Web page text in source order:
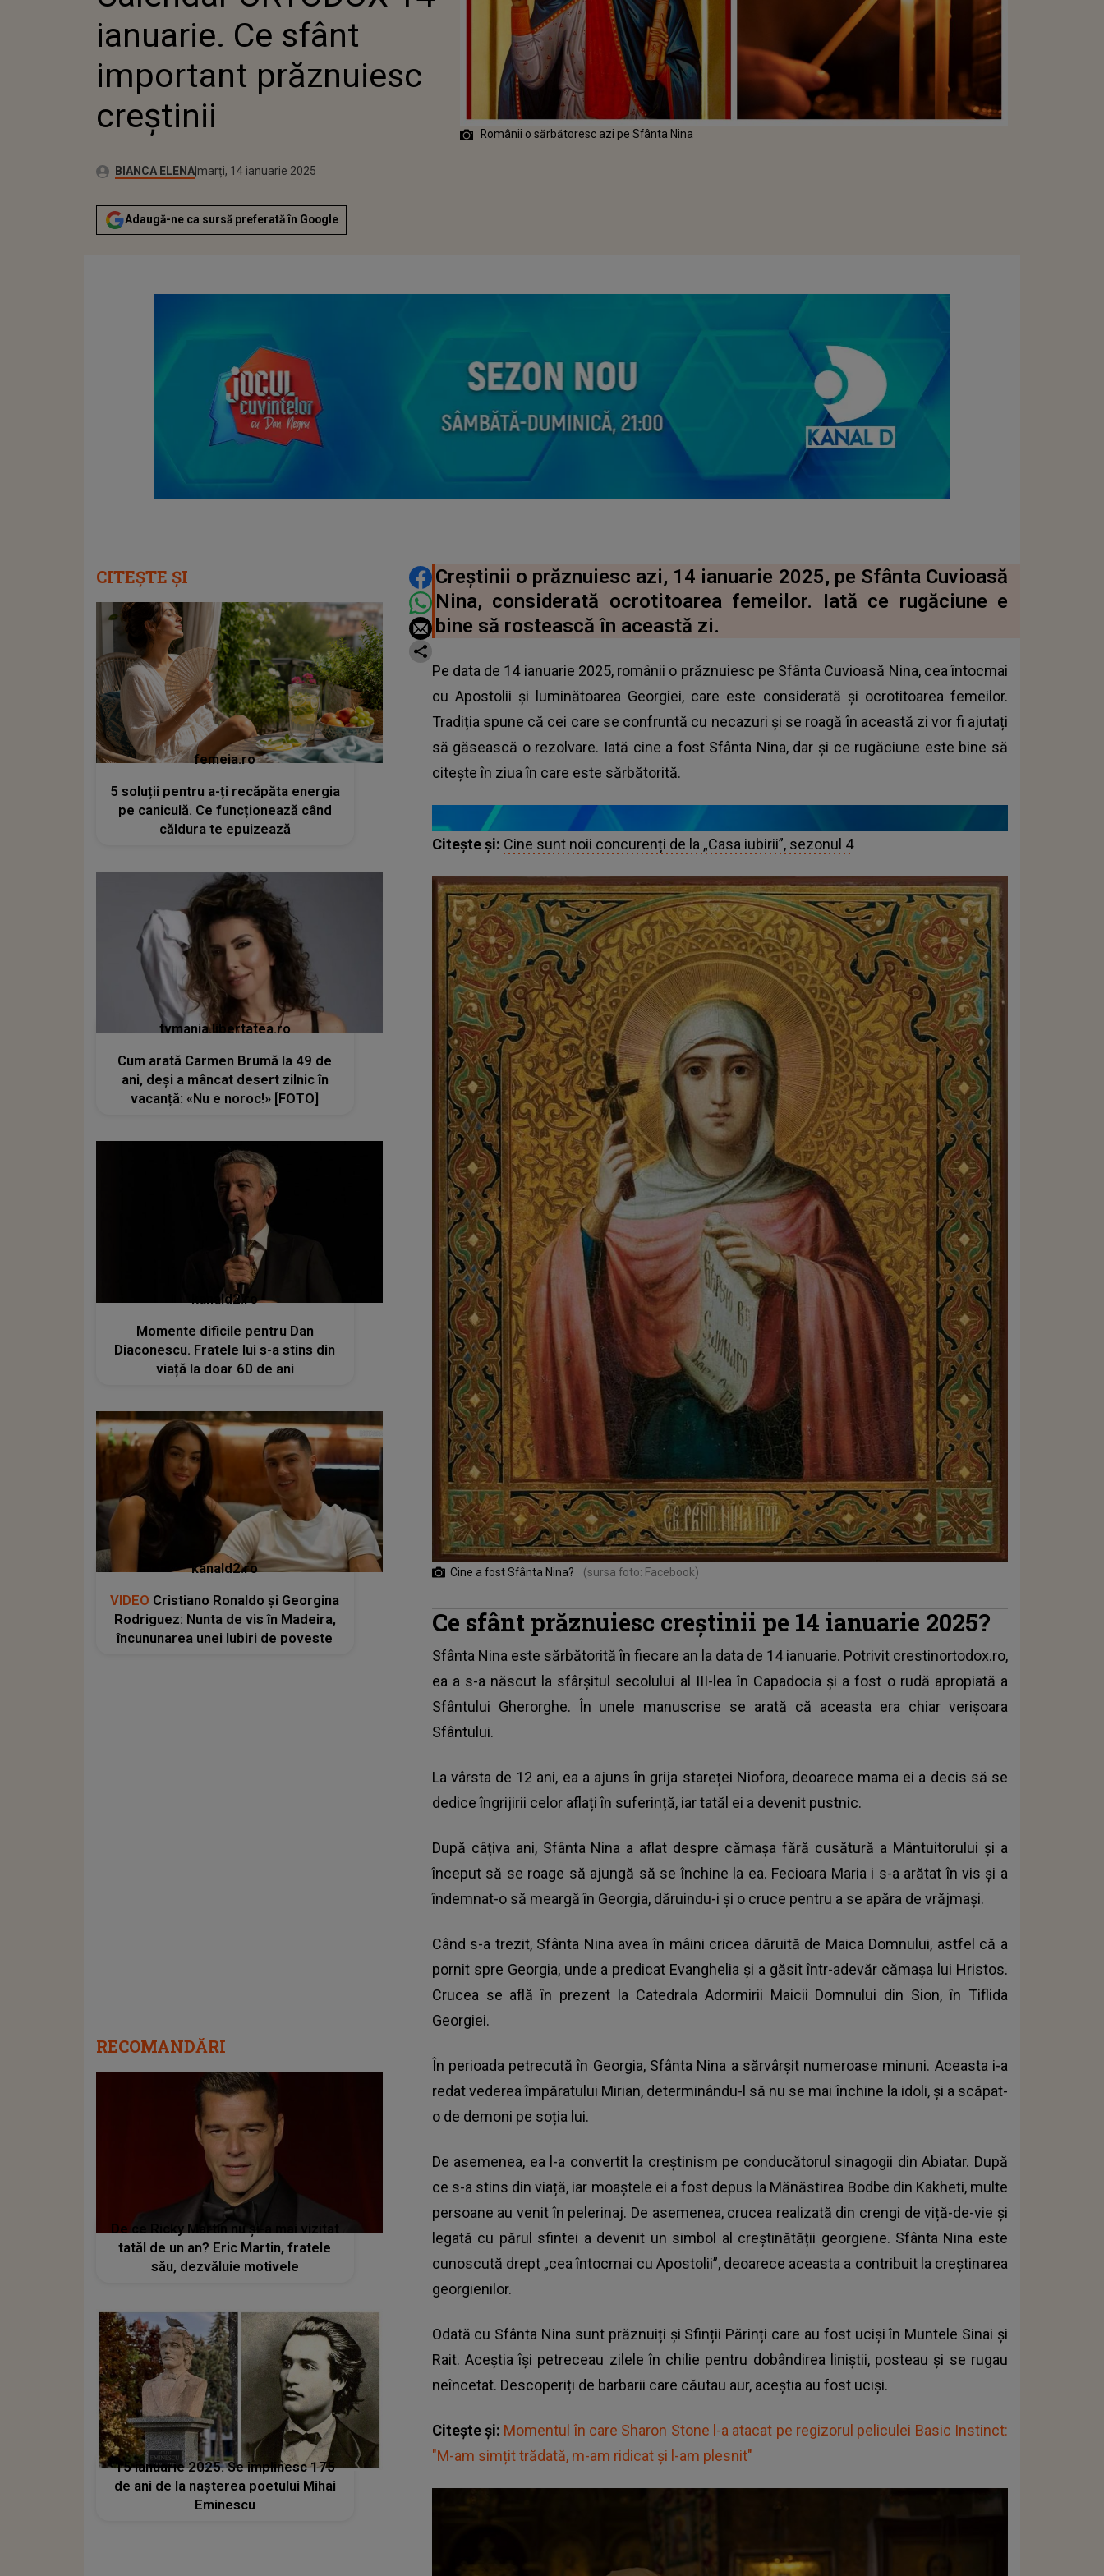
CREȘTINII
ianuarie. Ce sfânt
important prăznuiesc
creștinii
Autor:BIANCA ELENAPublicat:
marți, 14 ianuarie 2025
Actualizat:
marți, 14 ianuarie 2025
Adaugă-ne ca sursă preferată în Google
Românii o sărbătoresc azi pe Sfânta Nina
DISTRIBUIE ARTICOLUL
Creștinii o prăznuiesc azi, 14 ianuarie 2025, pe Sfânta Cuvioasă
Nina, considerată ocrotitoarea femeilor. Iată ce rugăciune e
bine să rostească în această zi.
Pe data de 14 ianuarie 2025, românii o prăznuiesc pe Sfânta Cuvioasă Nina, cea întocmai
cu Apostolii și luminătoarea Georgiei, care este considerată și ocrotitoarea femeilor.
Tradiția spune că cei care se confruntă cu necazuri și se roagă în această zi vor fi ajutați
să găsească o rezolvare. Iată cine a fost Sfânta Nina, dar și ce rugăciune este bine să
citește în ziua în care este sărbătorită.
Citește și: Cine sunt noii concurenți de la „Casa iubirii”, sezonul 4
Cine a fost Sfânta Nina? (sursa foto: Facebook)
Ce sfânt prăznuiesc creștinii pe 14 ianuarie 2025?
Sfânta Nina este sărbătorită în fiecare an la data de 14 ianuarie. Potrivit crestinortodox.ro,
ea a s-a născut la sfârșitul secolului al III-lea în Capadocia și a fost o rudă apropiată a
Sfântului Gherorghe. În unele manuscrise se arată că aceasta era chiar verișoara
Sfântului.
La vârsta de 12 ani, ea a ajuns în grija stareței Niofora, deoarece mama ei a decis să se
dedice îngrijirii celor aflați în suferință, iar tatăl ei a devenit pustnic.
După câțiva ani, Sfânta Nina a aflat despre cămașa fără cusătură a Mântuitorului și a
început să se roage să ajungă să se închine la ea. Fecioara Maria i s-a arătat în vis și a
îndemnat-o să meargă în Georgia, dăruindu-i și o cruce pentru a se apăra de vrăjmași.
Când s-a trezit, Sfânta Nina avea în mâini cricea dăruită de Maica Domnului, astfel că a
pornit spre Georgia, unde a predicat Evanghelia și a găsit într-adevăr cămașa lui Hristos.
Crucea se află în prezent la Catedrala Adormirii Maicii Domnului din Sion, în Tiflida
Georgiei.
În perioada petrecută în Georgia, Sfânta Nina a sărvârșit numeroase minuni. Aceasta i-a
redat vederea împăratului Mirian, determinându-l să nu se mai închine la idoli, și a scăpat-
o de demoni pe soția lui.
De asemenea, ea l-a convertit la creștinism pe conducătorul sinagogii din Abiatar. După
ce s-a stins din viață, iar moaștele ei a fost depus la Mănăstirea Bodbe din Kakheti, multe
persoane au venit în pelerinaj. De asemenea, crucea realizată din crengi de viță-de-vie și
legată cu părul sfintei a devenit un simbol al creștinătății georgiene. Sfânta Nina este
cunoscută drept „cea întocmai cu Apostolii”, deoarece aceasta a contribuit la creștinarea
georgienilor.
Odată cu Sfânta Nina sunt prăznuiți și Sfinții Părinți care au fost uciși în Muntele Sinai și
Rait. Aceștia își petreceau zilele în chilie pentru dobândirea liniștii, posteau și se rugau
neîncetat. Descoperiți de barbarii care căutau aur, aceștia au fost uciși.
Citește și: Momentul în care Sharon Stone l-a atacat pe regizorul peliculei Basic Instinct:
"M-am simțit trădată, m-am ridicat și l-am plesnit"
CITEȘTE ȘI
femeia.ro
5 soluții pentru a-ți recăpăta energia
pe caniculă. Ce funcționează când
căldura te epuizează
tvmania.libertatea.ro
Cum arată Carmen Brumă la 49 de
ani, deși a mâncat desert zilnic în
vacanță: «Nu e noroc!» [FOTO]
kanald2.ro
Momente dificile pentru Dan
Diaconescu. Fratele lui s-a stins din
viață la doar 60 de ani
kanald2.ro
VIDEO Cristiano Ronaldo și Georgina
Rodriguez: Nunta de vis în Madeira,
încununarea unei Iubiri de poveste
RECOMANDĂRI
De ce Ricky Martin nu și-a mai vizitat
tatăl de un an? Eric Martin, fratele
său, dezvăluie motivele
15 ianuarie 2025. Se împlinesc 175
de ani de la nașterea poetului Mihai
Eminescu